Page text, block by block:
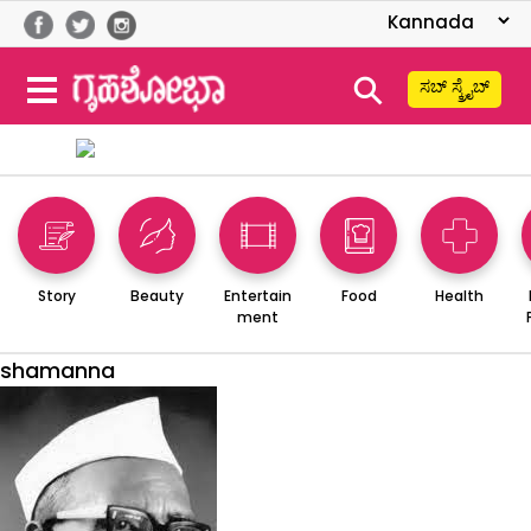
⚲ ಸಬ್ ಸ್ಕ್ರೈಬ್
Story Beauty
Entertain
ment
Food Health
shamanna